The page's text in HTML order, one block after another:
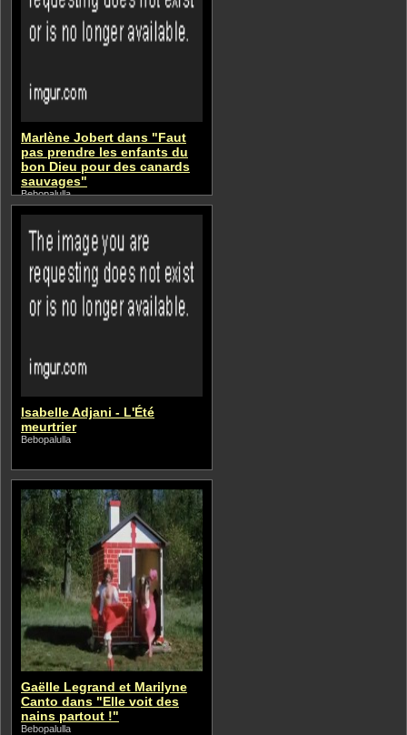
Marlène Jobert dans "Faut
pas prendre les enfants du
bon Dieu pour des canards
sauvages"
Bebopalulla
Isabelle Adjani - L'Été
meurtrier
Bebopalulla
Gaëlle Legrand et Marilyne
Canto dans "Elle voit des
nains partout !"
Bebopalulla